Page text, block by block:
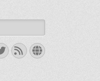
FeedWebsite